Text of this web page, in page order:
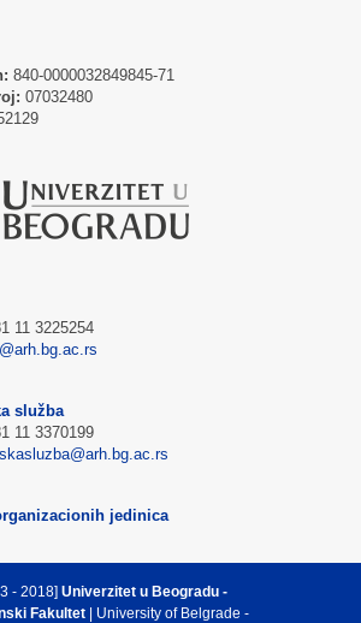
840-0000032849845-71
07032480
11 3225254
služba
11 3370199
jedinica
- 2018] Univerzitet u Beogradu -
Fakultet | University of Belgrade -